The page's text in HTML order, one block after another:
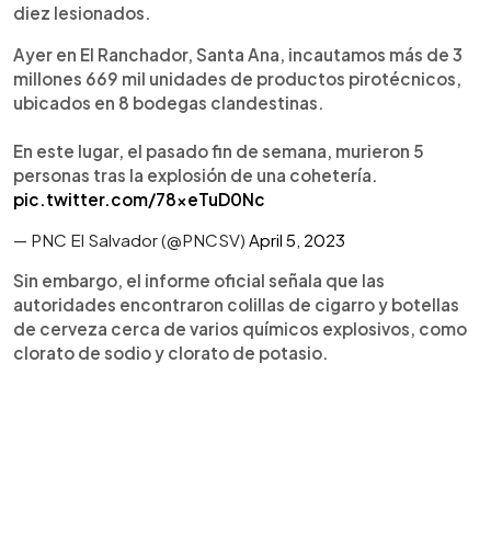
diez lesionados.
Ayer en El Ranchador, Santa Ana, incautamos más de 3
millones 669 mil unidades de productos pirotécnicos,
ubicados en 8 bodegas clandestinas.
En este lugar, el pasado fin de semana, murieron 5
personas tras la explosión de una cohetería.
pic.twitter.com/78xeTuD0Nc
— PNC El Salvador (@PNCSV) April 5, 2023
Sin embargo, el informe oficial señala que las
autoridades encontraron colillas de cigarro y botellas
de cerveza cerca de varios químicos explosivos, como
clorato de sodio y clorato de potasio.